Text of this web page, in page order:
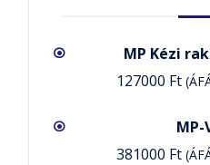
MP Kézi
127000 Ft
MP-
381000 Ft